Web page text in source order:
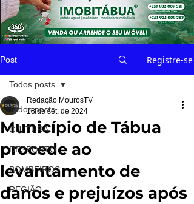
Post Registre-se
Todos posts
CULTURA
DESPORTO
BOMBEIROS
REGIÃO
Todos posts
Município de Tábua
procede ao
levantamento de
danos e prejuízos após
Redação MourosTV
18 de set. de 2024